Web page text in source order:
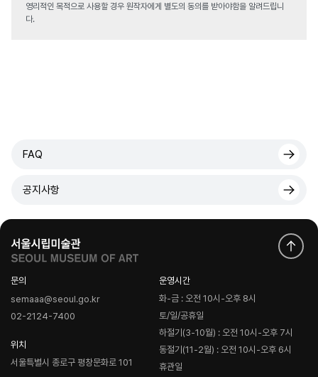
영리적인 목적으로 사용할 경우 원작자에게 별도의 동의를 받아야함을 알려드립니
다.
FAQ
공지사항
문의
semaaa@seoul.go.kr
02-2124-7400
위치
서울특별시 종로구 평창문화로 101
운영시간
화-금 : 오전 10시-오후 8시
토/일/공휴일
하절기(3-10월) : 오전 10시-오후 7시
동절기(11-2월) : 오전 10시-오후 6시
휴관일